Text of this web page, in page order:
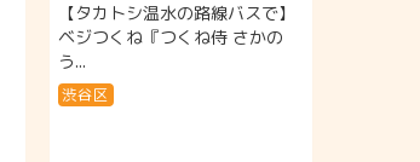
【タカトシ温水の路線バスで】
ベジつくね『つくね侍 さかの
う...
渋谷区